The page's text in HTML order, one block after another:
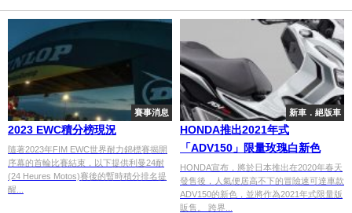
賽事消息
2023 EWC積分榜現況
隨著2023年FIM EWC世界耐力錦標賽揭開
序幕的首輪比賽結束，以下提供利曼24耐
(24 Heures Motos)賽後的暫時積分排名提
醒...
新車．絕版車
HONDA推出2021年式
「ADV150」限量玫瑰白新色
HONDA宣布，將於日本推出在2020年春天
發售後，人氣便居高不下的冒險速可達車款
ADV150的新色，並將作為2021年式限量版
販售。 跨界...